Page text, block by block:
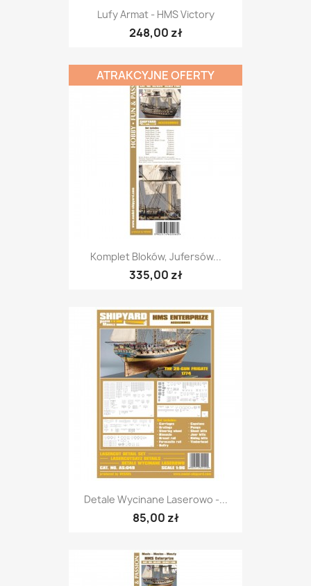
Lufy Armat - HMS Victory
248,00 zł
Komplet Bloków, Jufersów...
335,00 zł
ATRAKCYJNE OFERTY
Detale Wycinane Laserowo -...
85,00 zł